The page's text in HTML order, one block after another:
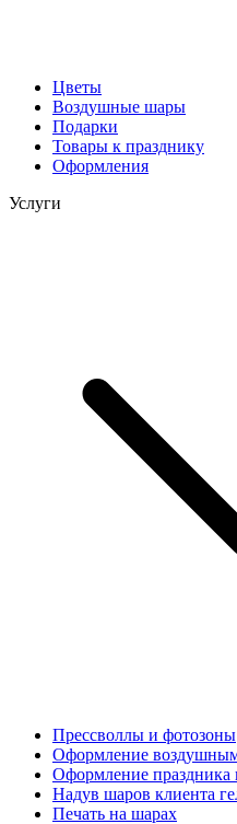
Цветы
Воздушные шары
Подарки
Товары к празднику
Оформления
Услуги
Прессволлы и фотозоны
Оформление
Оформление праздника
Надув шаров клиента
Печать на шарах